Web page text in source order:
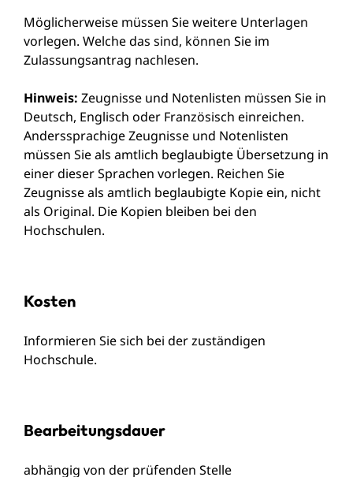
Möglicherweise müssen Sie weitere Unterlagen
vorlegen. Welche das sind, können Sie im
Zulassungsantrag nachlesen.
Hinweis: Zeugnisse und Notenlisten müssen Sie in
Deutsch, Englisch oder Französisch einreichen.
Anderssprachige Zeugnisse und Notenlisten
müssen Sie als amtlich beglaubigte Übersetzung in
einer dieser Sprachen vorlegen. Reichen Sie
Zeugnisse als amtlich beglaubigte Kopie ein, nicht
als Original. Die Kopien bleiben bei den
Hochschulen.
Kosten
Informieren Sie sich bei der zuständigen
Hochschule.
Bearbeitungsdauer
abhängig von der prüfenden Stelle